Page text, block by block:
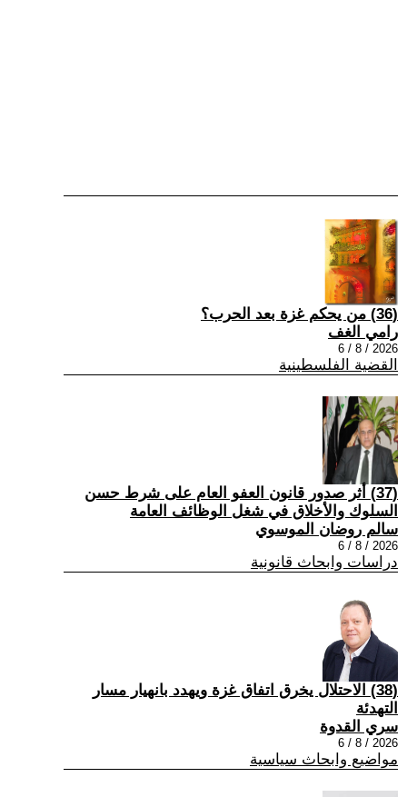
(36) من يحكم غزة بعد الحرب؟
رامي الغف
2026 / 8 / 6
القضية الفلسطينية
(37) أثر صدور قانون العفو العام على شرط حسن
السلوك والأخلاق في شغل الوظائف العامة
سالم روضان الموسوي
2026 / 8 / 6
دراسات وابحاث قانونية
(38) الاحتلال يخرق اتفاق غزة ويهدد بانهيار مسار
التهدئة
سري القدوة
2026 / 8 / 6
مواضيع وابحاث سياسية